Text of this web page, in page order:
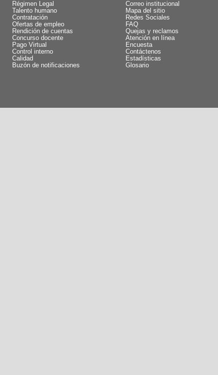
Régimen Legal
Talento humano
Contratación
Ofertas de empleo
Rendición de cuentas
Concurso docente
Pago Virtual
Control interno
Calidad
Buzón de notificaciones
Correo institucional
Mapa del sitio
Redes Sociales
FAQ
Quejas y reclamos
Atención en línea
Encuesta
Contáctenos
Estadísticas
Glosario